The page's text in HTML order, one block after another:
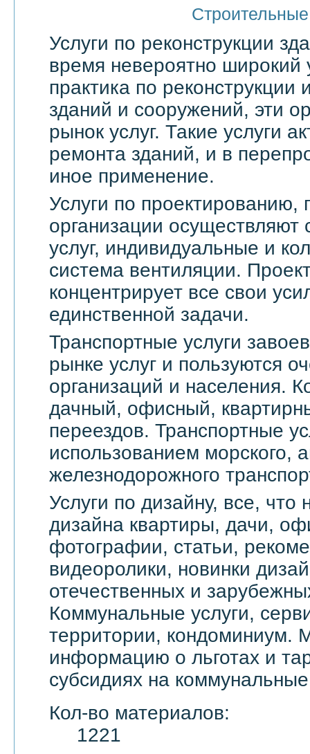
Строительные
Услуги по реконструкции
время невероятно широкий
практика по реконструкции
зданий и сооружений, эти
рынок услуг. Такие услуги
ремонта зданий, и в
иное применение.
Услуги по проектированию,
организации осуществляют
услуг, индивидуальные и
система вентиляции.
концентрирует все свои
единственной задачи.
Транспортные услуги
рынке услуг и пользуются
организаций и населения.
дачный, офисный,
переездов. Транспортные
использованием морского,
железнодорожного
Услуги по дизайну, все, что
дизайна квартиры, дачи,
фотографии, статьи,
видеоролики, новинки
отечественных и
Коммунальные услуги,
территории, кондоминиум.
информацию о льготах и
субсидиях на коммунальные
Кол-во материалов:
1221